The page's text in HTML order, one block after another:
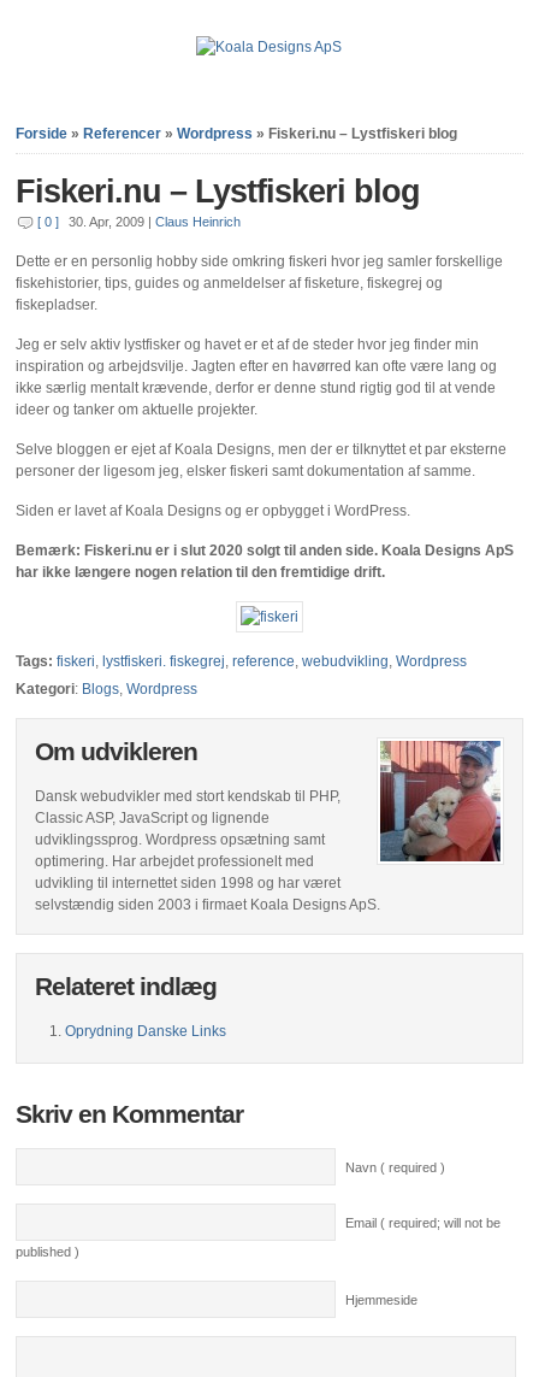
Forside » Referencer »Wordpress » Fiskeri.nu – Lystfiskeri blog
Fiskeri.nu – Lystfiskeri blog
[ 0 ] 30. Apr, 2009 |Claus Heinrich
Dette er en personlig hobby side omkring fiskeri hvor jeg samler forskellige
fiskehistorier, tips, guides og anmeldelser af fisketure, fiskegrej og
fiskepladser.
Jeg er selv aktiv lystfisker og havet er et af de steder hvor jeg finder min
inspiration og arbejdsvilje. Jagten efter en havørred kan ofte være lang og
ikke særlig mentalt krævende, derfor er denne stund rigtig god til at vende
ideer og tanker om aktuelle projekter.
Selve bloggen er ejet af Koala Designs, men der er tilknyttet et par eksterne
personer der ligesom jeg, elsker fiskeri samt dokumentation af samme.
Siden er lavet af Koala Designs og er opbygget i WordPress.
Bemærk: Fiskeri.nu er i slut 2020 solgt til anden side. Koala Designs ApS
har ikke længere nogen relation til den fremtidige drift.
Tags:fiskeri, lystfiskeri. fiskegrej,reference,webudvikling,Wordpress
Kategori: Blogs,Wordpress
Om udvikleren
Dansk webudvikler med stort kendskab til PHP,
Classic ASP, JavaScript og lignende
udviklingssprog. Wordpress opsætning samt
optimering. Har arbejdet professionelt med
udvikling til internettet siden 1998 og har været
selvstændig siden 2003 i firmaet Koala Designs ApS.
Relateret indlæg
Oprydning Danske Links
Skriv en Kommentar
Navn ( required )
Email ( required; will not be
published )
Hjemmeside